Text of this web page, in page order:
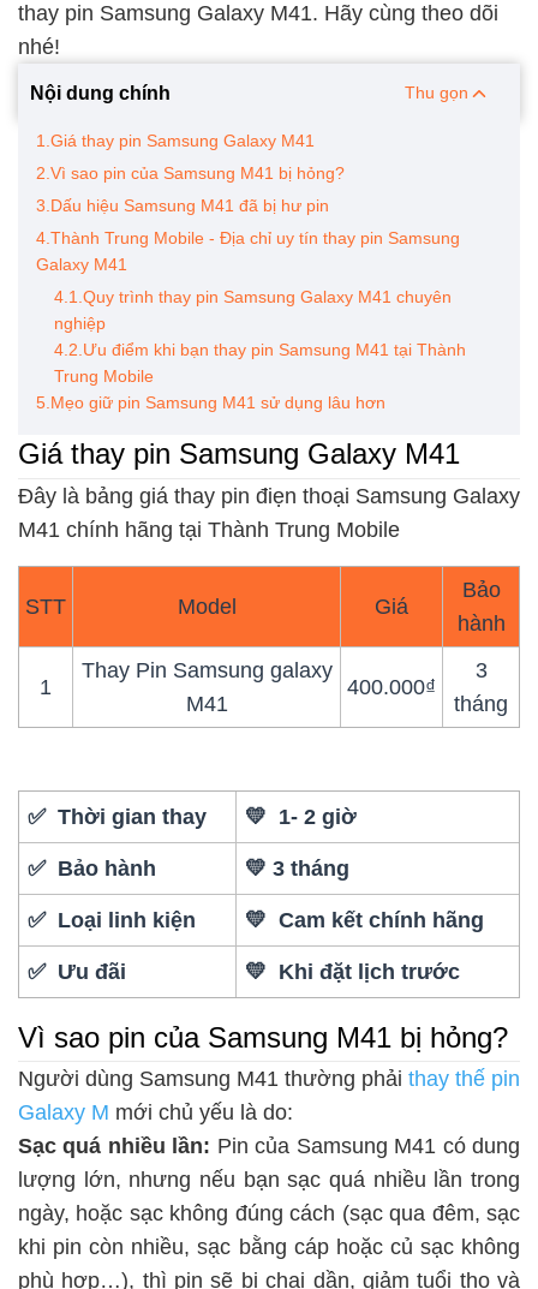
thay pin Samsung Galaxy M41. Hãy cùng theo dõi
nhé!
Nội dung chính Thu gọn
1.Giá thay pin Samsung Galaxy M41
2.Vì sao pin của Samsung M41 bị hỏng?
3.Dấu hiệu Samsung M41 đã bị hư pin
4.Thành Trung Mobile - Địa chỉ uy tín thay pin Samsung
Galaxy M41
4.1.Quy trình thay pin Samsung Galaxy M41 chuyên
nghiệp
4.2.Ưu điểm khi bạn thay pin Samsung M41 tại Thành
Trung Mobile
5.Mẹo giữ pin Samsung M41 sử dụng lâu hơn
Giá thay pin Samsung Galaxy M41
Đây là bảng giá thay pin điẹn thoại Samsung Galaxy
M41 chính hãng tại Thành Trung Mobile
STT Model Giá
Bảo
hành
1
Thay Pin Samsung galaxy
M41
400.000₫
3
tháng
✅ Thời gian thay 💛 1- 2 giờ
✅ Bảo hành 💛 3 tháng
✅ Loại linh kiện 💛 Cam kết chính hãng
✅ Ưu đãi 💛 Khi đặt lịch trước
Vì sao pin của Samsung M41 bị hỏng?
Người dùng Samsung M41 thường phải thay thế pin
Galaxy M mới chủ yếu là do:
Sạc quá nhiều lần: Pin của Samsung M41 có dung
lượng lớn, nhưng nếu bạn sạc quá nhiều lần trong
ngày, hoặc sạc không đúng cách (sạc qua đêm, sạc
khi pin còn nhiều, sạc bằng cáp hoặc củ sạc không
phù hợp…), thì pin sẽ bị chai dần, giảm tuổi thọ và